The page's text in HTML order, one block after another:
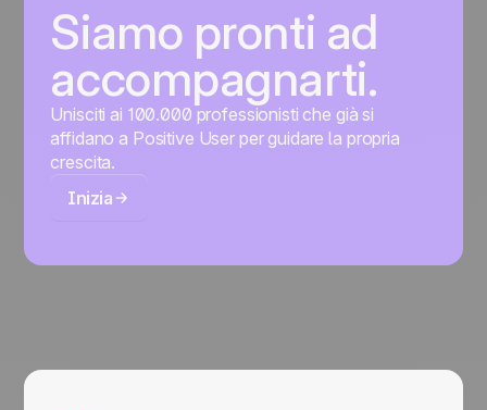
Siamo pronti ad
accompagnarti.
Unisciti ai 100.000 professionisti che già si
affidano a Positive User per guidare la propria
crescita.
Inizia